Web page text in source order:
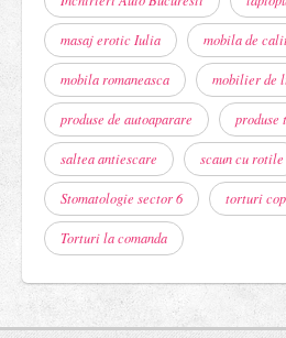
masaj erotic Iulia mobila de
mobila romaneasca mobilier de
produse de autoaparare produse
saltea antiescare scaun cu rotile
Stomatologie sector 6 torturi
Torturi la comanda